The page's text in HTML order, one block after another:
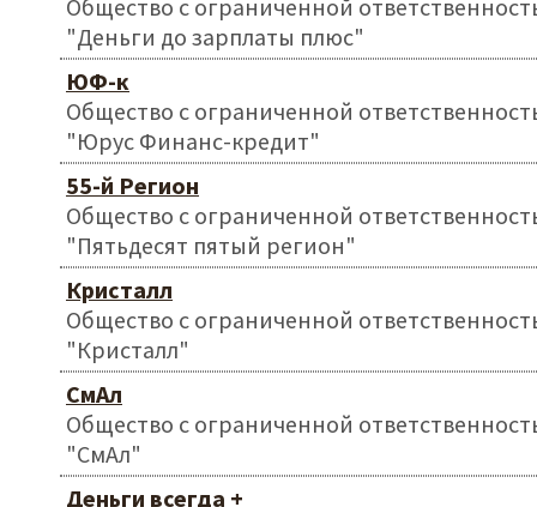
Общество с ограниченной
"Деньги до зарплаты плюс"
ЮФ-к
Общество с ограниченной
"Юрус Финанс-кредит"
55-й Регион
Общество с ограниченной
"Пятьдесят пятый регион"
Кристалл
Общество с ограниченной
"Кристалл"
СмАл
Общество с ограниченной
"СмАл"
Деньги всегда +